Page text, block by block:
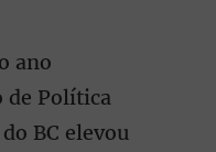
ano
de Política
BC elevou